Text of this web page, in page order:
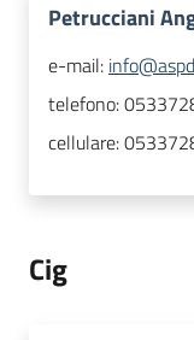
Petrucciani
e-mail:
telefono:
cellulare:
Cig